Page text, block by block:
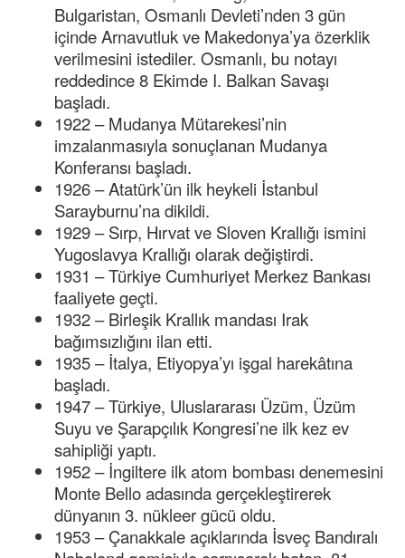
Bulgaristan, Osmanlı Devleti’nden 3 gün
içinde Arnavutluk ve Makedonya’ya özerklik
verilmesini istediler. Osmanlı, bu notayı
reddedince 8 Ekimde I. Balkan Savaşı
başladı.
1922 – Mudanya Mütarekesi’nin
imzalanmasıyla sonuçlanan Mudanya
Konferansı başladı.
1926 – Atatürk’ün ilk heykeli İstanbul
Sarayburnu’na dikildi.
1929 – Sırp, Hırvat ve Sloven Krallığı ismini
Yugoslavya Krallığı olarak değiştirdi.
1931 – Türkiye Cumhuriyet Merkez Bankası
faaliyete geçti.
1932 – Birleşik Krallık mandası Irak
bağımsızlığını ilan etti.
1935 – İtalya, Etiyopya’yı işgal harekâtına
başladı.
1947 – Türkiye, Uluslararası Üzüm, Üzüm
Suyu ve Şarapçılık Kongresi’ne ilk kez ev
sahipliği yaptı.
1952 – İngiltere ilk atom bombası denemesini
Monte Bello adasında gerçekleştirerek
dünyanın 3. nükleer gücü oldu.
1953 – Çanakkale açıklarında İsveç Bandıralı